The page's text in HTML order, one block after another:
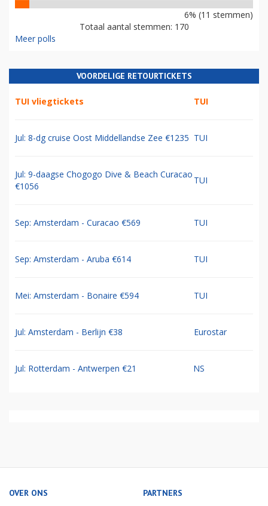
6% (11 stemmen)
Totaal aantal stemmen: 170
Meer polls
VOORDELIGE RETOURTICKETS
TUI vliegtickets TUI
Jul: 8-dg cruise Oost Middellandse Zee €1235 TUI
Jul: 9-daagse Chogogo Dive & Beach Curacao
€1056
TUI
Sep: Amsterdam - Curacao €569 TUI
Sep: Amsterdam - Aruba €614 TUI
Mei: Amsterdam - Bonaire €594 TUI
Jul: Amsterdam - Berlijn €38 Eurostar
Jul: Rotterdam - Antwerpen €21 NS
OVER ONS PARTNERS